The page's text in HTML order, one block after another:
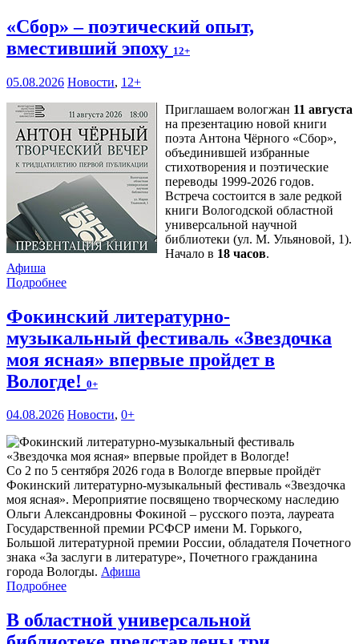
«Сбор» – поэтический опыт,
вместивший эпоху 12+
05.08.2026 Новости, 12+
Приглашаем вологжан 11 августа
на презентацию новой книги
поэта Антона Чёрного «Сбор»,
объединившей избранные
стихотворения и поэтические
переводы 1999-2026 годов.
Встреча состоится в зале редкой
книги Вологодской областной
универсальной научной
библиотеки (ул. М. Ульяновой, 1).
Начало в 18 часов.
Афиша
Подробнее
Фокинский литературно-
музыкальный фестиваль «Звездочка
моя ясная» впервые пройдет в
Вологде! 0+
04.08.2026 Новости, 0+
Со 2 по 5 сентября 2026 года в Вологде впервые пройдёт
Фокинский литературно-музыкальный фестиваль «Звездочка
моя ясная». Мероприятие посвящено творческому наследию
Ольги Александровны Фокиной – русского поэта, лауреата
Государственной премии РСФСР имени М. Горького,
Большой литературной премии России, обладателя Почетного
знака «За заслуги в литературе», Почетного гражданина
города Вологды. Афиша
Подробнее
В областной универсальной